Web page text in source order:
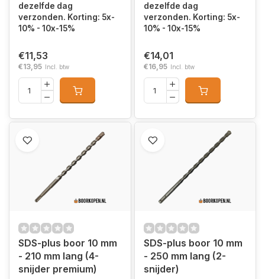
dezelfde dag
verzonden. Korting: 5x-
10% - 10x-15%
€11,53
€13,95 Incl. btw
dezelfde dag
verzonden. Korting: 5x-
10% - 10x-15%
€14,01
€16,95 Incl. btw
SDS-plus boor 10 mm
- 210 mm lang (4-
snijder premium)
SDS-plus boor 10 mm
- 250 mm lang (2-
snijder)